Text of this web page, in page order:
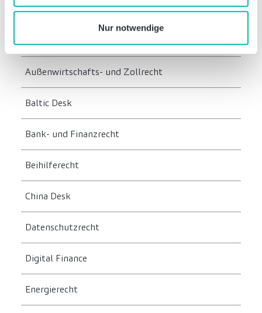
nutzen.
Nur notwendige
Arbeitsrecht
Außenwirtschafts- und Zollrecht
Baltic Desk
Bank- und Finanzrecht
Beihilferecht
China Desk
Datenschutzrecht
Digital Finance
Energierecht